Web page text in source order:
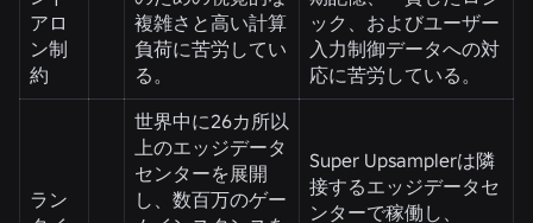
アロ
ン制
約
複雑さと高い計算
負荷に苦労してい
る。
ック、およびユーザー
入力制御データへの対
応に苦労している。
ラン
世界中に26カ所以
上のエッジデータ
センターを展開
し、数百万のゲー
Super Upsamplerは隣
接するエッジデータセ
ンターで稼働し、